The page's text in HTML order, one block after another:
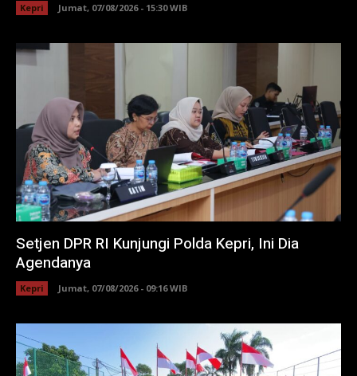
Kepri Jumat, 07/08/2026 - 15:30 WIB
Setjen DPR RI Kunjungi Polda Kepri, Ini Dia
Agendanya
Kepri Jumat, 07/08/2026 - 09:16 WIB